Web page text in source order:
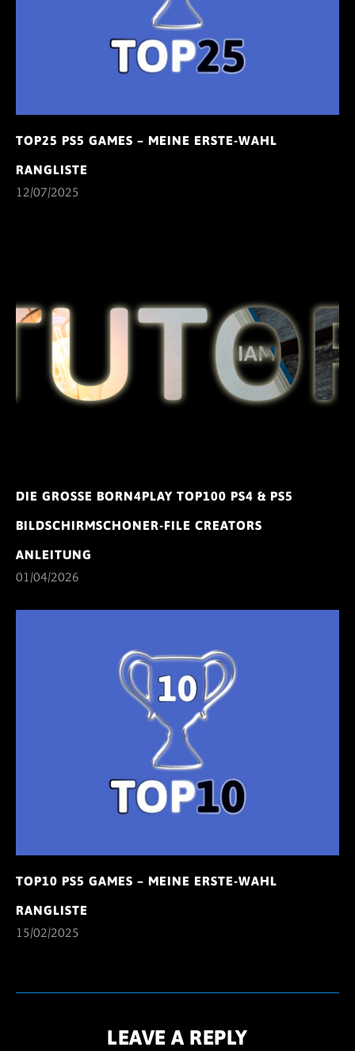
TOP25 PS5 GAMES – MEINE ERSTE-WAHL
RANGLISTE
12/07/2025
DIE GROSSE BORN4PLAY TOP100 PS4 & PS5 B
ILDSCHIRMSCHONER-FILE CREATORS A
NLEITUNG
01/04/2026
TOP10 PS5 GAMES – MEINE ERSTE-WAHL
RANGLISTE
15/02/2025
LEAVE A REPLY